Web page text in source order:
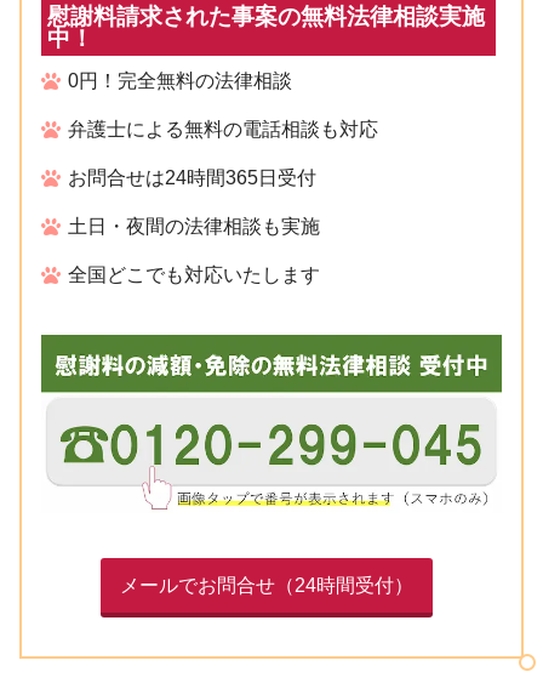
慰謝料請求された事案の無料法律相談実施
中！
0円！完全無料の法律相談
弁護士による無料の電話相談も対応
お問合せは24時間365日受付
土日・夜間の法律相談も実施
全国どこでも対応いたします
メールでお問合せ（24時間受付）